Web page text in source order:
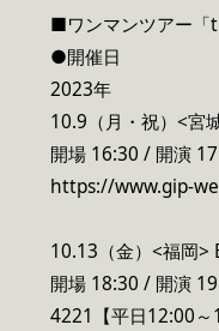
■ワンマンツアー「
●開催日
2023年
10.9（月・祝）<宮
開場 16:30 / 開演
https://www.gip-
10.13（金）<福岡>
開場 18:30 / 開演
4221【平日12:00～